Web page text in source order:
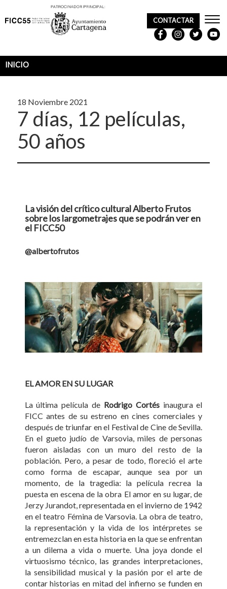
REDES
CONTACTAR
Sobrescribir
ayuda
INICIO
18 Noviembre 2021
7 días, 12 películas,
50 años
La visión del crítico cultural Alberto Frutos
sobre los largometrajes que se podrán ver en
el FICC50
@albertofrutos
EL AMOR EN SU LUGAR
La última película de Rodrigo Cortésinaugura el
FICC antes de su estreno en cines comerciales y
después de triunfar en el Festival de Cine de Sevilla.
En el gueto judío de Varsovia, miles de personas
fueron aisladas con un muro del resto de la
población. Pero, a pesar de todo, floreció el arte
como forma de escapar, aunque sea por un
momento, de la tragedia: la película recrea la
puesta en escena de la obra El amor en su lugar, de
Jerzy Jurandot, representada en el invierno de 1942
en el teatro Fémina de Varsovia. La obra de teatro,
la representación y la vida de los intérpretes se
entremezclan en esta historia en la que se enfrentan
a un dilema a vida o muerte. Una joya donde el
virtuosismo técnico, las grandes interpretaciones,
la sensibilidad musical y la pasión por el arte de
contar historias en mitad del infierno se funden en